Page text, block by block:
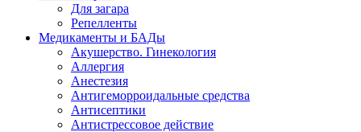
Для загара
Репелленты
Медикаменты и БАДы
Акушерство. Гинекология
Аллергия
Анестезия
Антигеморроидальные средства
Антисептики
Антистрессовое действие